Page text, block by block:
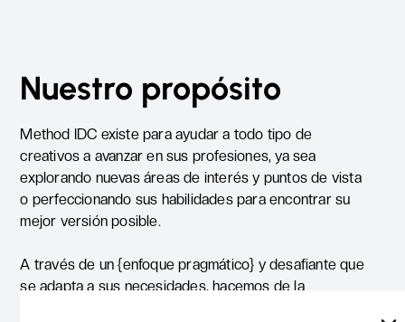
Nuestro propósito
Method IDC existe para ayudar a todo tipo de
creativos a avanzar en sus profesiones, ya sea
explorando nuevas áreas de interés y puntos de vista
o perfeccionando sus habilidades para encontrar su
mejor versión posible.
A través de un {enfoque pragmático} y desafiante que
se adapta a sus necesidades, hacemos de la